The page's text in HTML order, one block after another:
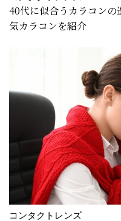
40代に似合うカラコン
気カラコンを紹介
コンタクトレンズ